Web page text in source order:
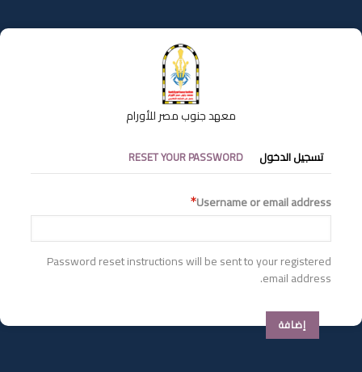
إلى
المحتوى
معهد جنوب مصر للأورام
التبويبات
الأساسية
تسجيل الدخول RESET YOUR PASSWORD
Username or email address
Password reset instructions will be sent to your registered
email address.